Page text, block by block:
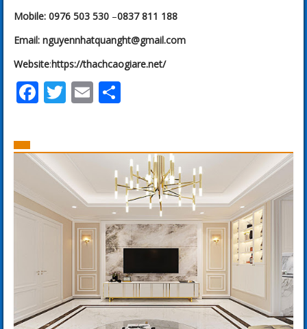
Mobile: 0976 503 530 –0837 811 188
Email: nguyennhatquanght@gmail.com
Website:https://thachcaogiare.net/
Facebook
Twitter
Email